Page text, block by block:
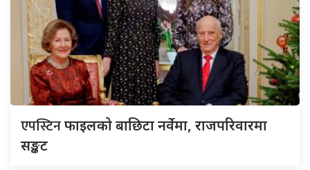
एपस्टिनफाइलको बाछिटा नर्वेमा, राजपरिवारमा
सङ्कट